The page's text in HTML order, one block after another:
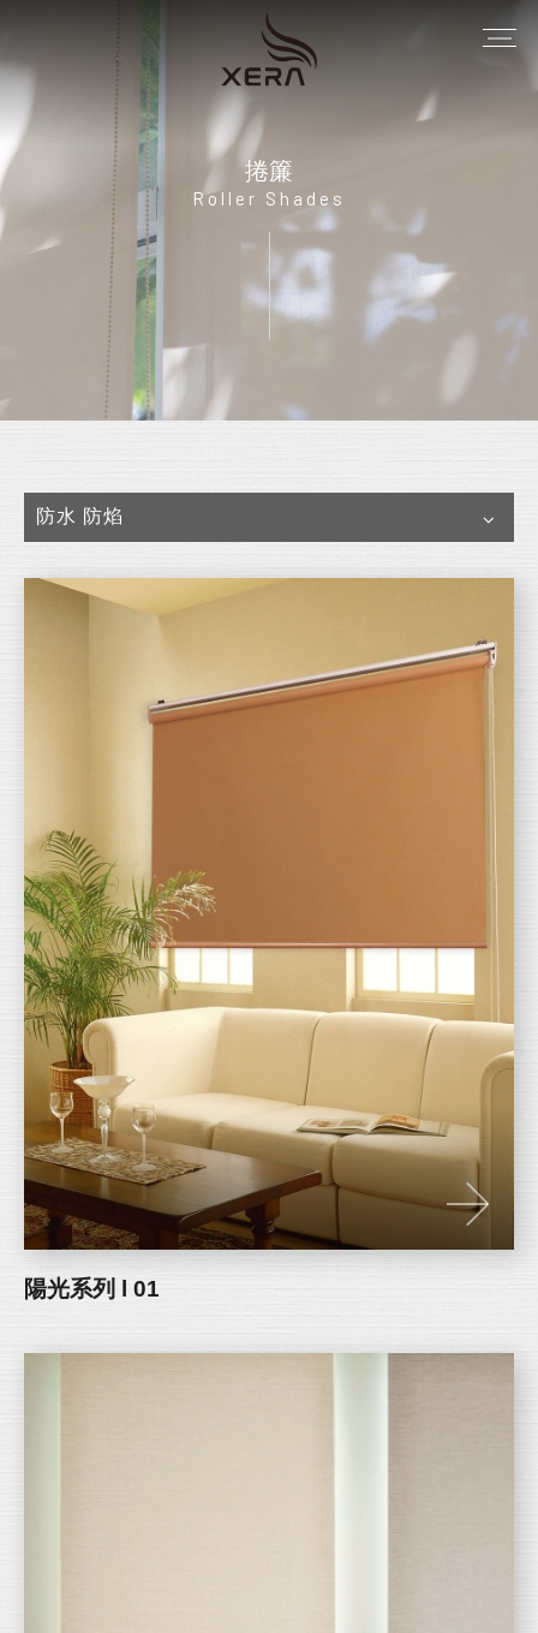
捲簾
Roller Shades
防水 防焰
陽光系列 l 01